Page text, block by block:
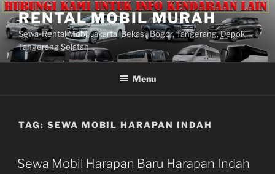
Lompat
ke
konten
RENTAL MOBIL MURAH
Sewa-Rental Mobil Jakarta, Bekasi, Bogor, Tangerang, Depok,
Tangerang Selatan
Menu
TAG: SEWA MOBIL HARAPAN INDAH
Sewa Mobil Harapan Baru Harapan Indah